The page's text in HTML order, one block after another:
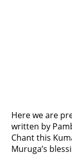
Here we are
written by
Chant this
Muruga’s